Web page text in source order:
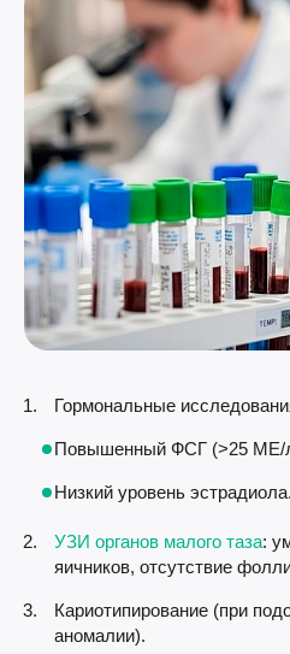
Гормональные
Повышенный ФСГ (>25 МЕ/
Низкий уровень эстрадиола.
УЗИ органов малого таза:
яичников, отсутствие
Кариотипирование (при
аномалии).